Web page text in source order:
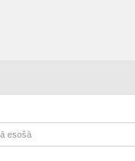
esošā